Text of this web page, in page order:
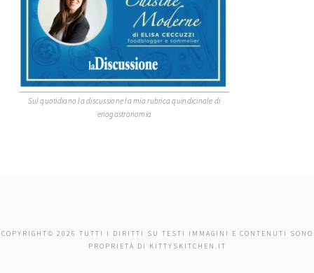
Sul quotidiano la discussione la mia rubrica quindicinale di
enogastronomia
COPYRIGHT© 2026 TUTTI I DIRITTI SU TESTI IMMAGINI E CONTENUTI SONO
PROPRIETÀ DI KITTYSKITCHEN.IT